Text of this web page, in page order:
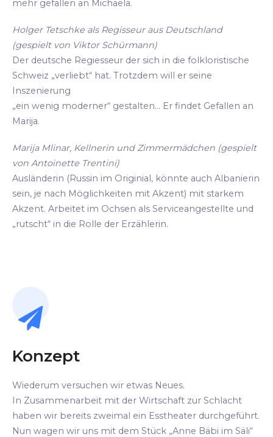
mehr gefallen an Michaela.
Holger Tetschke als Regisseur aus Deutschland
(gespielt von Viktor Schürmann)
Der deutsche Regiesseur der sich in die folkloristische
Schweiz „verliebt“ hat. Trotzdem will er seine
Inszenierung
„ein wenig moderner“ gestalten... Er findet Gefallen an
Marija.
Marija Mlinar, Kellnerin und Zimmermädchen (gespielt
von Antoinette Trentini)
Ausländerin (Russin im Originial, könnte auch Albanierin
sein, je nach Möglichkeiten mit Akzent) mit starkem
Akzent. Arbeitet im Ochsen als Serviceangestellte und
„rutscht“ in die Rolle der Erzählerin.
Konzept
Wiederum versuchen wir etwas Neues.
In Zusammenarbeit mit der Wirtschaft zur Schlacht
haben wir bereits zweimal ein Esstheater durchgeführt.
Nun wagen wir uns mit dem Stück „Anne Bäbi im Säli“